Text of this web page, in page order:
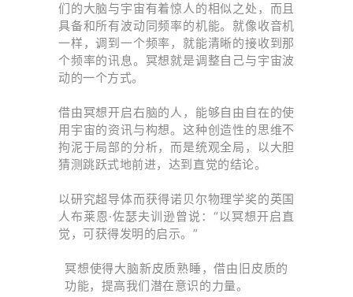
们的大脑与宇宙有着惊人的相似之处， 而且
具备和所有波动同频率的机能。就像收音机
一样，调到一个频率，就能清晰的接收到那
个频率的讯息。 冥想就是调整自己与宇宙波
动的一个方式。
借由冥想开启右脑的人，能够自由自在的使
用宇宙的资讯与构想。这种创造性的思维不
拘泥于局部的分析，而是统观全局，以大胆
猜测跳跃式地前进，达到直觉的结论。
以研究超导体而获得诺贝尔物理学奖的英国
人布莱恩·佐瑟夫训逊曾说：“以冥想开启直
觉，可获得发明的启示。”
冥想使得大脑新皮质熟睡，借由旧皮质的
功能，提高我们潜在意识的力量。